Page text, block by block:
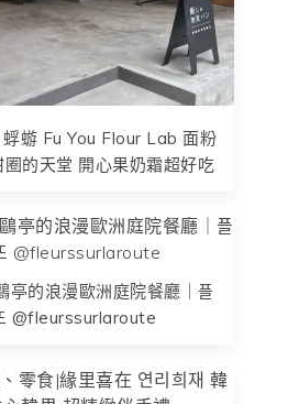
蝣 Fu You Flour Lab 面粉
的天堂 開心果奶霜超好吃
亭的浪漫歐洲庭院餐廳｜플
@fleurssurlaroute